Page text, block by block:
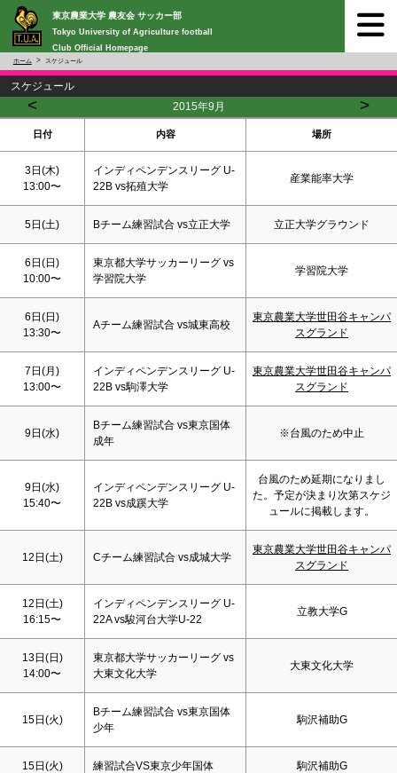
東京農業大学 農友会 サッカー部
Tokyo University of Agriculture football
Club Official Homepage
ホーム スケジュール
スケジュール
< 2015年9月 >
日付 内容 場所
3日(木)
13:00〜
インディペンデンスリーグ U-
22B vs拓殖大学
産業能率大学
5日(土) Bチーム練習試合 vs立正大学 立正大学グラウンド
6日(日)
10:00〜
東京都大学サッカーリーグ vs
学習院大学
学習院大学
6日(日)
13:30〜
Aチーム練習試合 vs城東高校
東京農業大学世田谷キャンパ
スグランド
7日(月)
13:00〜
インディペンデンスリーグ U-
22B vs駒澤大学
東京農業大学世田谷キャンパ
スグランド
9日(水)
Bチーム練習試合 vs東京国体
成年
※台風のため中止
9日(水)
15:40〜
インディペンデンスリーグ U-
22B vs成蹊大学
台風のため延期になりまし
た。予定が決まり次第スケジ
ュールに掲載します。
12日(土) Cチーム練習試合 vs成城大学
東京農業大学世田谷キャンパ
スグランド
12日(土)
16:15〜
インディペンデンスリーグ U-
22A vs駿河台大学U-22
立教大学G
13日(日)
14:00〜
東京都大学サッカーリーグ vs
大東文化大学
大東文化大学
15日(火)
Bチーム練習試合 vs東京国体
少年
駒沢補助G
15日(火) 練習試合VS東京少年国体 駒沢補助G